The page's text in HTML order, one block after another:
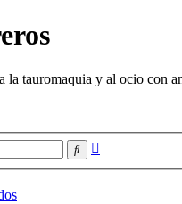
la tauromaquia y al ocio con
Buscar